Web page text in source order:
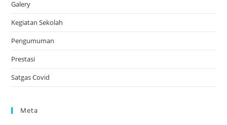
Galery
Kegiatan Sekolah
Pengumuman
Prestasi
Satgas Covid
Meta